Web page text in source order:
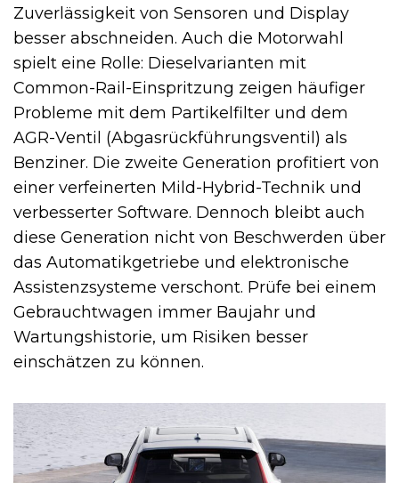
Zuverlässigkeit von Sensoren und Display
besser abschneiden. Auch die Motorwahl
spielt eine Rolle: Dieselvarianten mit
Common-Rail-Einspritzung zeigen häufiger
Probleme mit dem Partikelfilter und dem
AGR-Ventil (Abgasrückführungsventil) als
Benziner. Die zweite Generation profitiert von
einer verfeinerten Mild-Hybrid-Technik und
verbesserter Software. Dennoch bleibt auch
diese Generation nicht von Beschwerden über
das Automatikgetriebe und elektronische
Assistenzsysteme verschont. Prüfe bei einem
Gebrauchtwagen immer Baujahr und
Wartungshistorie, um Risiken besser
einschätzen zu können.